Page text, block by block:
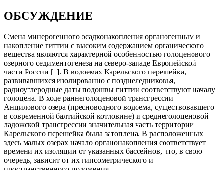
ОБСУЖДЕНИЕ
Смена минерогенного осадконакопления органогенным и
накопление гиттии с высоким содержанием органического
вещества являются характерной особенностью голоценового
озерного седиментогенеза на северо-западе Европейской
части России [1]. В водоемах Карельского перешейка,
развивавшихся изолированно с позднеледниковья,
радиоуглеродные даты подошвы гиттии соответствуют началу
голоцена. В ходе раннеголоценовой трансгрессии
Анцилового озера (пресноводного водоема, существовавшего
в современной балтийской котловине) и среднеголоценовой
ладожской трансгрессии значительная часть территории
Карельского перешейка была затоплена. В расположенных
здесь малых озерах начало органонакопления соответствует
времени их изоляции от указанных бассейнов, что, в свою
очередь, зависит от их гипсометрического и